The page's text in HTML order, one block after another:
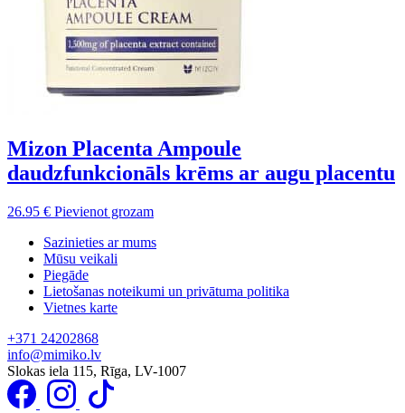
Mizon Placenta Ampoule
daudzfunkcionāls krēms ar augu placentu
26.95 € Pievienot grozam
Sazinieties ar mums
Mūsu veikali
Piegāde
Lietošanas noteikumi un privātuma politika
Vietnes karte
+371 24202868
info@mimiko.lv
Slokas iela 115, Rīga, LV-1007